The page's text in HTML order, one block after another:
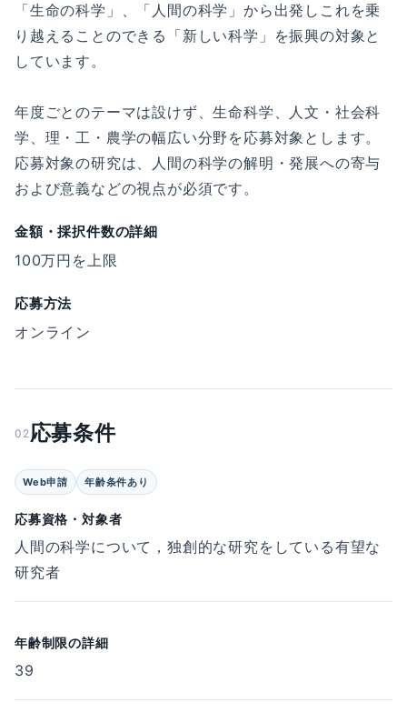
「生命の科学」、「人間の科学」から出発しこれを乗
り越えることのできる「新しい科学」を振興の対象と
しています。
年度ごとのテーマは設けず、生命科学、人文・社会科
学、理・工・農学の幅広い分野を応募対象とします。
応募対象の研究は、人間の科学の解明・発展への寄与
および意義などの視点が必須です。
金額・採択件数の詳細
100万円を上限
応募方法
オンライン
02 応募条件
Web申請 年齢条件あり
応募資格・対象者
人間の科学について，独創的な研究をしている有望な
研究者
年齢制限の詳細
39